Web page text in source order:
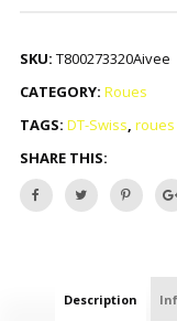
SKU: T800273320Aivee
CATEGORY: Roues
TAGS: DT-Swiss, roues
SHARE THIS:
Description